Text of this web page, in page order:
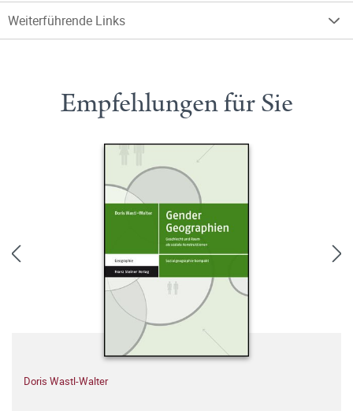
Weiterführende Links
Empfehlungen für Sie
Doris Wastl-Walter